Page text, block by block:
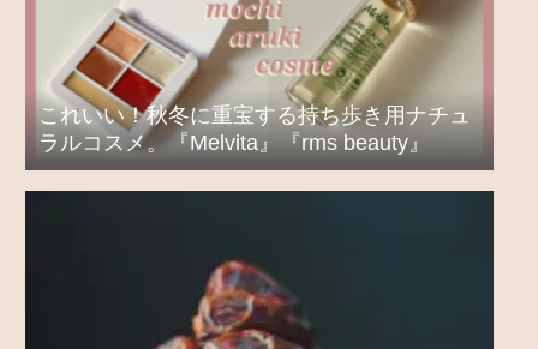
これいい！秋冬に重宝する持ち歩き用ナチュ
ラルコスメ。『Melvita』『rms beauty』